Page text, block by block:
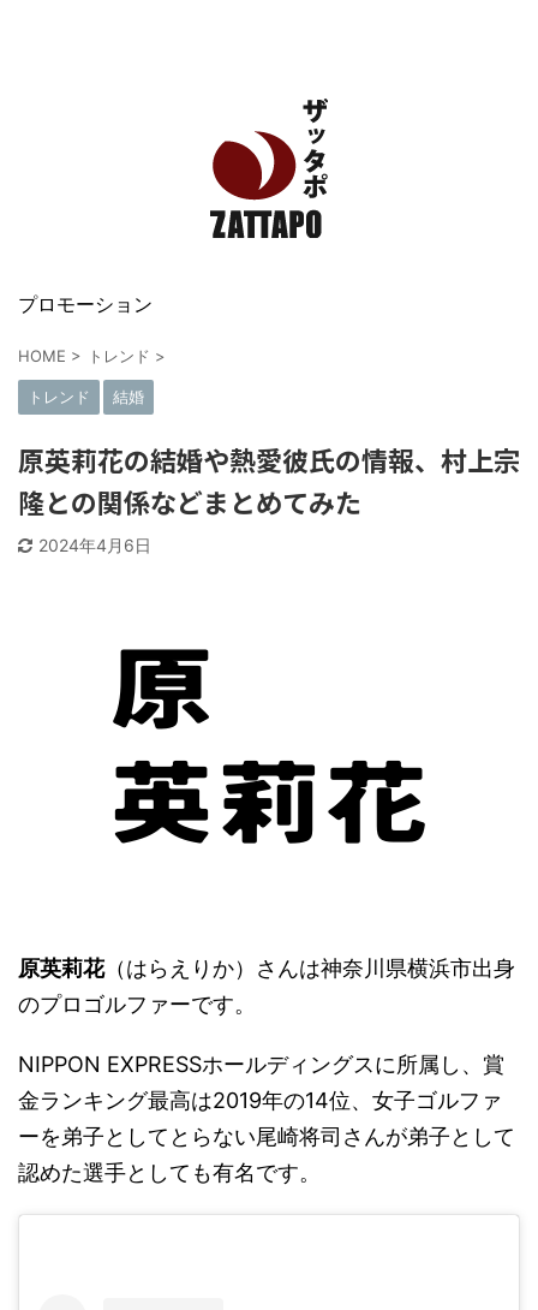
プロモーション
HOME > トレンド >
トレンド 結婚
原英莉花の結婚や熱愛彼氏の情報、村上宗
隆との関係などまとめてみた
2024年4月6日
原英莉花（はらえりか）さんは神奈川県横浜市出身
のプロゴルファーです。
NIPPON EXPRESSホールディングスに所属し、賞
金ランキング最高は2019年の14位、女子ゴルファ
ーを弟子としてとらない尾崎将司さんが弟子として
認めた選手としても有名です。